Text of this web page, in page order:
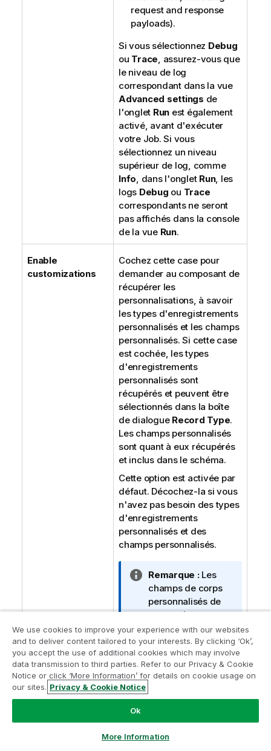
request and response
payloads).
Si vous sélectionnez Debug
ou Trace, assurez-vous que
le niveau de log
correspondant dans la vue
Advanced settings de
l'onglet Run est également
activé, avant d'exécuter
votre Job. Si vous
sélectionnez un niveau
supérieur de log, comme
Info, dans l'onglet Run, les
logs Debug ou Trace
correspondants ne seront
pas affichés dans la console
de la vue Run.
Enable
customizations
Cochez cette case pour
demander au composant de
récupérer les
personnalisations, à savoir
les types d'enregistrements
personnalisés et les champs
personnalisés. Si cette case
est cochée, les types
d'enregistrements
personnalisés sont
récupérés et peuvent être
sélectionnés dans la boîte
de dialogue Record Type.
Les champs personnalisés
sont quant à eux récupérés
et inclus dans le schéma.
Cette option est activée par
défaut. Décochez-la si vous
n'avez pas besoin des types
d'enregistrements
personnalisés et des
champs personnalisés.
N
o
t
e
I
n
f
o
r
t
i
Remarque :Les
champs de corps
personnalisés de
transactions pour
ces transactions ne
sont pas supportés :
Assembly Unbuild,
Bin Putaway
Worksheet,Bin
We use cookies to improve your experience with our websites
and to deliver content tailored to your interests. By clicking ‘Ok’,
you accept the use of additional cookies which may involve
data transmission to third parties. Refer to our Privacy & Cookie
Notice or click ‘More Information’ for details on cookie usage on
our sites. Privacy & Cookie Notice
Ok
More Information